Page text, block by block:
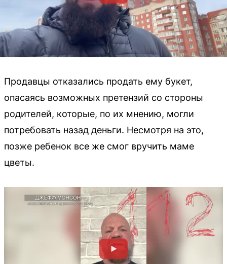
Продавцы отказались продать ему букет,
опасаясь возможных претензий со стороны
родителей, которые, по их мнению, могли
потребовать назад деньги. Несмотря на это,
позже ребенок все же смог вручить маме
цветы.